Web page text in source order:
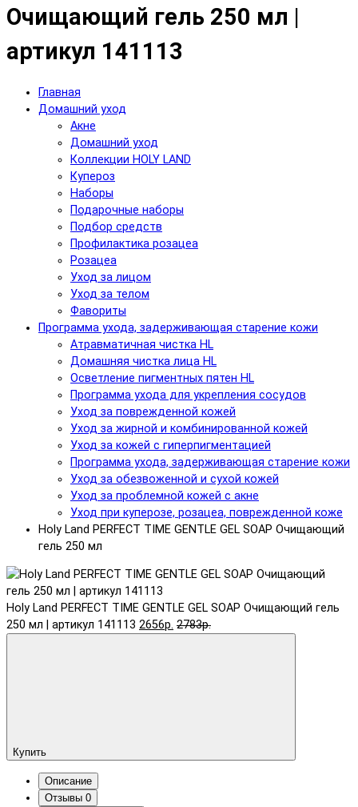
Очищающий гель 250 мл |
артикул 141113
Главная
Домашний уход
Акне
Домашний уход
Коллекции HOLY LAND
Купероз
Наборы
Подарочные наборы
Подбор средств
Профилактика розацеа
Розацеа
Уход за лицом
Уход за телом
Фавориты
Программа ухода, задерживающая старение кожи
Атравматичная чистка HL
Домашняя чистка лица HL
Осветление пигментных пятен HL
Программа ухода для укрепления сосудов
Уход за поврежденной кожей
Уход за жирной и комбинированной кожей
Уход за кожей с гиперпигментацией
Программа ухода, задерживающая старение кожи
Уход за обезвоженной и сухой кожей
Уход за проблемной кожей с акне
Уход при куперозе, розацеа, поврежденной коже
Holy Land PERFECT TIME GENTLE GEL SOAP Очищающий
гель 250 мл
Holy Land PERFECT TIME GENTLE GEL SOAP Очищающий гель
250 мл | артикул 141113 2656р. 2783р.
Купить
Описание
Отзывы 0